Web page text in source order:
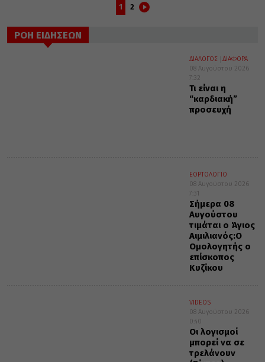
1 2
ΡΟΗ ΕΙΔΗΣΕΩΝ
ΔΙΑΛΟΓΟΣ
ΔΙΑΦΟΡΑ
08 Αυγούστου 2026
7:32
Τι είναι η
“καρδιακή”
προσευχή
ΕΟΡΤΟΛΟΓΙΟ
08 Αυγούστου 2026
7:31
Σήμερα 08
Αυγούστου
τιμάται ο Άγιος
Αιμιλιανός:Ο
Ομολογητής ο
επίσκοπος
Κυζίκου
VIDEOS
08 Αυγούστου 2026
0:40
Οι λογισμοί
μπορεί να σε
τρελάνουν